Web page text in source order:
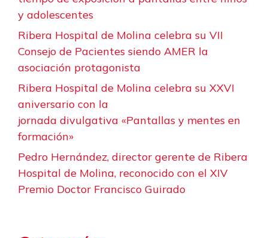
y adolescentes
Ribera Hospital de Molina celebra su VII
Consejo de Pacientes siendo AMER la
asociación protagonista
Ribera Hospital de Molina celebra su XXVI
aniversario con la
jornada divulgativa «Pantallas y mentes en
formación»
Pedro Hernández, director gerente de Ribera
Hospital de Molina, reconocido con el XIV
Premio Doctor Francisco Guirado